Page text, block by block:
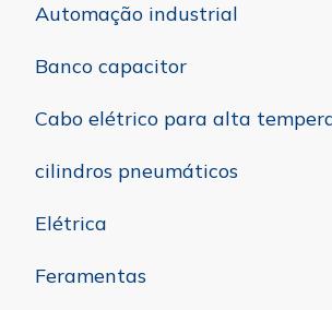
Automação industrial
Banco capacitor
Cabo elétrico para alta
cilindros pneumáticos
Elétrica
Feramentas